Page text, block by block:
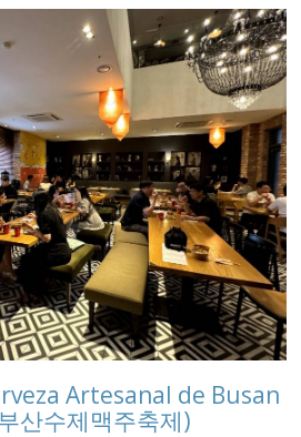
Artesanal de Busan
산수제맥주축제)